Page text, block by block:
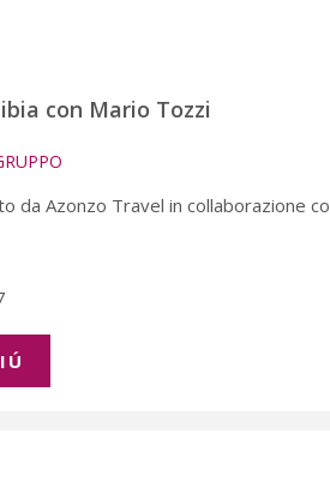
con Mario Tozzi
da Azonzo Travel in collaborazione